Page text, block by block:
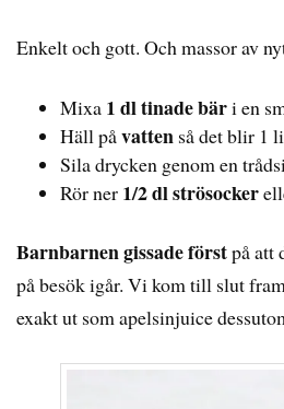
Enkelt och gott. Och massor av
Mixa 1 dl tinade bäri en
Häll påvatten så det blir 1
Sila drycken genom en
Rör ner 1/2 dl strösocker
Barnbarnen gissade förstpå att
på besök igår. Vi kom till slut
exakt ut som apelsinjuice